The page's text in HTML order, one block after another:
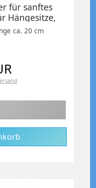
für sanftes
Hängesitze,
V2A
ca. 20 cm